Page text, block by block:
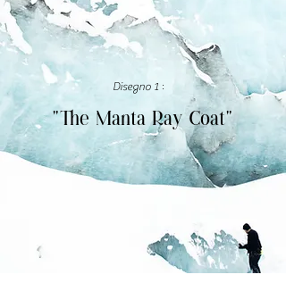
Disegno 1 :
"The Manta Ray Coat"